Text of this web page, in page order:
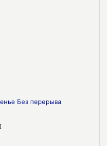
Без перерыва